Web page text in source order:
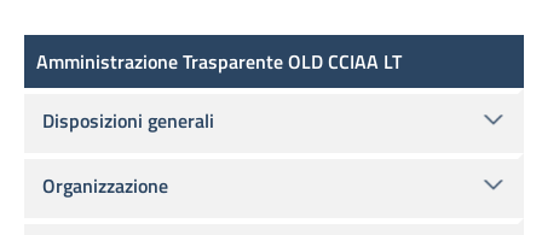
Amministrazione Trasparente OLD
Amministrazione Trasparente OLD CCIAA LT
Disposizioni generali
Organizzazione